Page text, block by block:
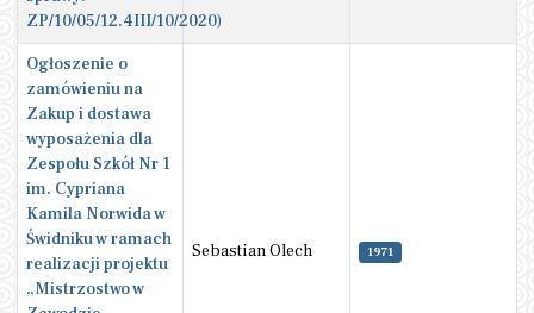
ZP/10/05/12.4III/10/2020)
Ogłoszenie o
zamówieniu na
Zakup i dostawa
wyposażenia dla
Zespołu Szkół Nr 1
im. Cypriana
Kamila Norwida w
Świdniku w ramach
realizacji projektu
„Mistrzostwo w
Sebastian Olech 1971